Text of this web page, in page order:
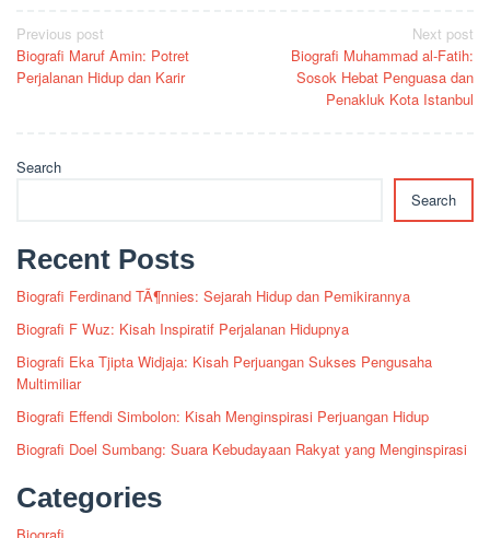
Post
navigation
Previous post
Biografi Maruf Amin: Potret
Perjalanan Hidup dan Karir
Next post
Biografi Muhammad al-Fatih:
Sosok Hebat Penguasa dan
Penakluk Kota Istanbul
Search
Search
Recent Posts
Biografi Ferdinand TÃ¶nnies: Sejarah Hidup dan Pemikirannya
Biografi F Wuz: Kisah Inspiratif Perjalanan Hidupnya
Biografi Eka Tjipta Widjaja: Kisah Perjuangan Sukses Pengusaha
Multimiliar
Biografi Effendi Simbolon: Kisah Menginspirasi Perjuangan Hidup
Biografi Doel Sumbang: Suara Kebudayaan Rakyat yang Menginspirasi
Categories